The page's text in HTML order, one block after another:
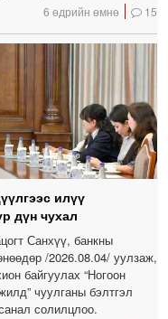
6 өдрийн өмнө 15
илүү
дүн чухал
Санхүү, банкны
/2026.08.04/ уулзаж,
байгуулах “Ногоон
чуулганы бэлтгэл
солилцлоо.